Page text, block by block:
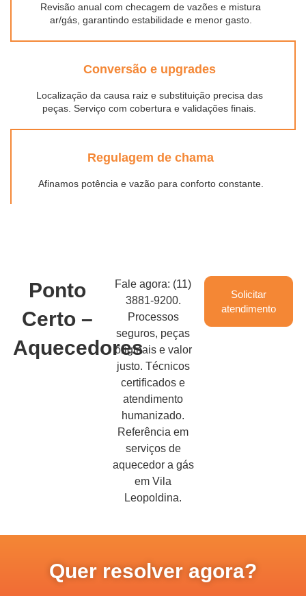
Revisão anual com checagem de vazões e mistura
ar/gás, garantindo estabilidade e menor gasto.
Conversão e upgrades
Localização da causa raiz e substituição precisa das
peças. Serviço com cobertura e validações finais.
Regulagem de chama
Afinamos potência e vazão para conforto constante.
Ponto
Certo –
Aquecedores
Fale agora: (11)
3881-9200.
Processos
seguros, peças
originais e valor
justo. Técnicos
certificados e
atendimento
humanizado.
Referência em
serviços de
aquecedor a gás
em Vila
Leopoldina.
Solicitar
atendimento
Quer resolver agora?